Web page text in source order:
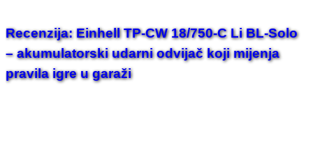
Recenzija: Einhell TP-CW 18/750-C Li BL-Solo
– akumulatorski udarni odvijač koji mijenja
pravila igre u garaži